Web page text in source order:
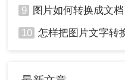
9 图片如何转换成文
10 怎样把图片文字转换成word